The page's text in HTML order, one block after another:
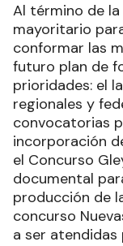
Al término de
mayoritario
conformar las
futuro plan de
prioridades: el
regionales y
convocatorias
incorporación
el Concurso
documental
producción de
concurso
a ser atendidas